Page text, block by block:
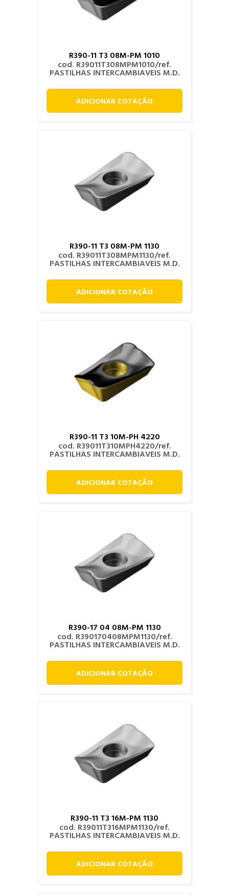
R390-11 T3 08M-PM 1010
cod. R39011T308MPM1010/ref.
PASTILHAS INTERCAMBIAVEIS M.D.
ADICIONAR COTAÇÃO
R390-11 T3 08M-PM 1130
cod. R39011T308MPM1130/ref.
PASTILHAS INTERCAMBIAVEIS M.D.
ADICIONAR COTAÇÃO
R390-11 T3 10M-PH 4220
cod. R39011T310MPH4220/ref.
PASTILHAS INTERCAMBIAVEIS M.D.
ADICIONAR COTAÇÃO
R390-17 04 08M-PM 1130
cod. R390170408MPM1130/ref.
PASTILHAS INTERCAMBIAVEIS M.D.
ADICIONAR COTAÇÃO
R390-11 T3 16M-PM 1130
cod. R39011T316MPM1130/ref.
PASTILHAS INTERCAMBIAVEIS M.D.
ADICIONAR COTAÇÃO